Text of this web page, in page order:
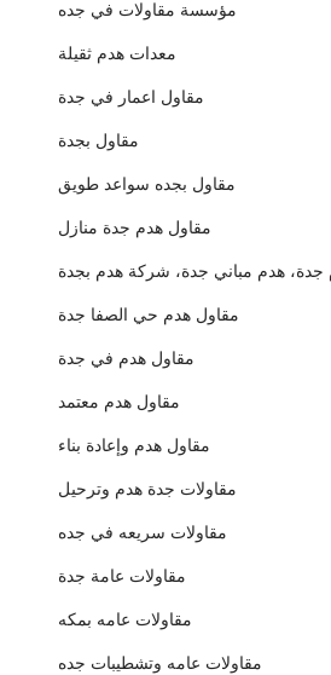
مؤسسة مقاولات في جده
معدات هدم ثقيلة
مقاول اعمار في جدة
مقاول بجدة
مقاول بجده سواعد طويق
مقاول هدم جدة منازل
جدة، هدم مباني جدة، شركة هدم بجدة
مقاول هدم حي الصفا جدة
مقاول هدم في جدة
مقاول هدم معتمد
مقاول هدم وإعادة بناء
مقاولات جدة هدم وترحيل
مقاولات سريعه في جده
مقاولات عامة جدة
مقاولات عامه بمكه
مقاولات عامه وتشطيبات جده